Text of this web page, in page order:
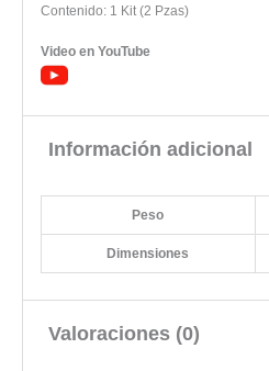
Contenido: 1 Kit (2 Pzas)
Video en YouTube
Información adicional
Peso
Dimensiones
Valoraciones (0)